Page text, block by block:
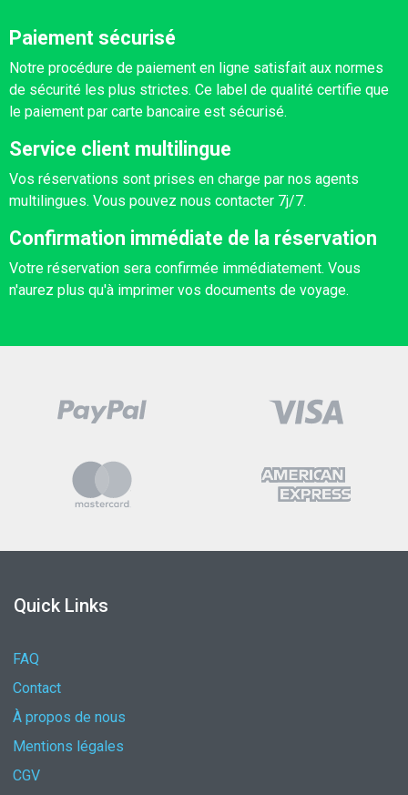
Paiement sécurisé
Notre procédure de paiement en ligne satisfait aux normes
de sécurité les plus strictes. Ce label de qualité certifie que
le paiement par carte bancaire est sécurisé.
Service client multilingue
Vos réservations sont prises en charge par nos agents
multilingues. Vous pouvez nous contacter 7j/7.
Confirmation immédiate de la réservation
Votre réservation sera confirmée immédiatement. Vous
n'aurez plus qu'à imprimer vos documents de voyage.
Quick Links
FAQ
Contact
À propos de nous
Mentions légales
CGV